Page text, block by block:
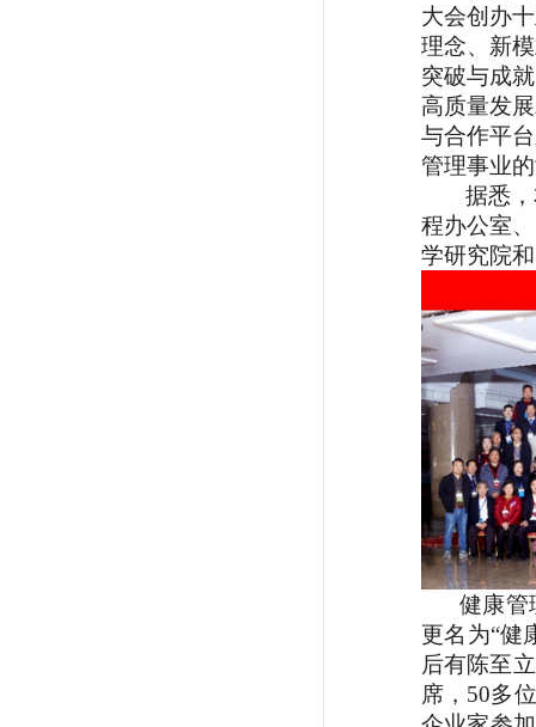
大会创办十
理念、新
突破与成
高质量发
与合作平
管理事业
据悉
程办公室
学研究院
健康管
更名为“健
后有陈至立
席，50多